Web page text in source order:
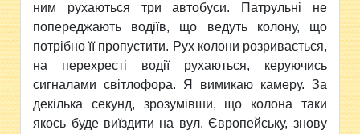
ним рухаються три автобуси. Патрульні не
попереджають водіїв, що ведуть колону, що
потрібно її пропустити. Рух колони розривається,
на перехресті водії рухаються, керуючись
сигналами світлофора. Я вимикаю камеру. За
декілька секунд, зрозумівши, що колона таки
якось буде виїздити на вул. Європейську, знову